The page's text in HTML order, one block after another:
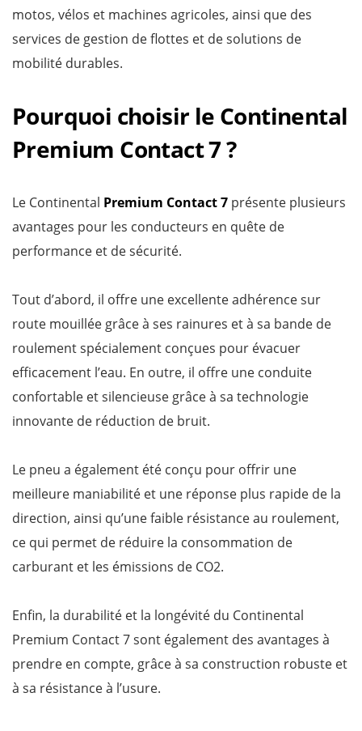
motos, vélos et machines agricoles, ainsi que des
services de gestion de flottes et de solutions de
mobilité durables.
Pourquoi choisir le Continental
Premium Contact 7 ?
Le Continental Premium Contact 7 présente plusieurs
avantages pour les conducteurs en quête de
performance et de sécurité.
Tout d’abord, il offre une excellente adhérence sur
route mouillée grâce à ses rainures et à sa bande de
roulement spécialement conçues pour évacuer
efficacement l’eau. En outre, il offre une conduite
confortable et silencieuse grâce à sa technologie
innovante de réduction de bruit.
Le pneu a également été conçu pour offrir une
meilleure maniabilité et une réponse plus rapide de la
direction, ainsi qu’une faible résistance au roulement,
ce qui permet de réduire la consommation de
carburant et les émissions de CO2.
Enfin, la durabilité et la longévité du Continental
Premium Contact 7 sont également des avantages à
prendre en compte, grâce à sa construction robuste et
à sa résistance à l’usure.